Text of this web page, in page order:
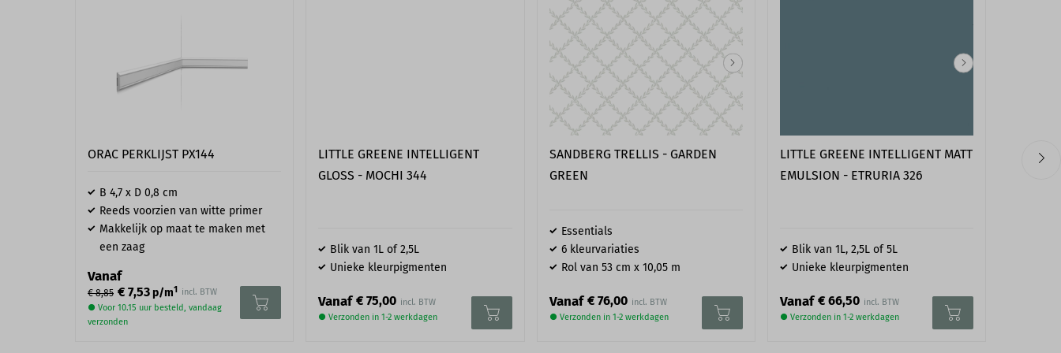
EAN code 5414433039714
en vetvrij zijn, daarnaast is het belangrijk dat het vrij is van loszittende delen zoals behang
en slecht stucwerk. Schuur, herstel en reinig de ondergrond indien nodig voordat de
worden in jouw situatie? We helpen je graag, stuur ons gerust een
ORAC PERKLIJST PX144
B 4,7 x D 0,8 cm
Reeds voorzien van witte primer
Makkelijk op maat te maken met
een zaag
Vanaf
€ 8,85 € 7,53p/m1 incl. BTW
● Voor 10.15 uur besteld, vandaag
verzonden
LITTLE GREENE INTELLIGENT
GLOSS - MOCHI 344
Blik van 1L of 2,5L
Unieke kleurpigmenten
Vanaf € 75,00
● Verzonden in 1-2 werkdagen
SANDBERG TRELLIS - GARDEN
GREEN
Essentials
6 kleurvariaties
Rol van 53 cm x 10,05 m
Vanaf € 76,00
● Verzonden in 1-2 werkdagen
LITTLE GREENE INTELLIGENT MATT
EMULSION - ETRURIA 326
Blik van 1L, 2,5L of 5L
Unieke kleurpigmenten
Vanaf € 66,50
● Verzonden in 1-2 werkdagen